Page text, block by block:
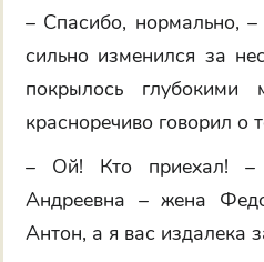
– Спасибо, нормально,
сильно изменился за
покрылось
красноречиво говорил о
– Ой! Кто приехал! –
Андреевна – жена
Антон, а я вас издалека